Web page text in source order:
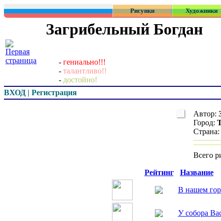
Рисунки Художники
Загрибельный Богдан
- гениально!!!
- талантливо!!
- достойно!
ВХОД | Регистрация
Автор:
Город:
Страна:
Всего
Рейтинг Название
В нашем
У собора